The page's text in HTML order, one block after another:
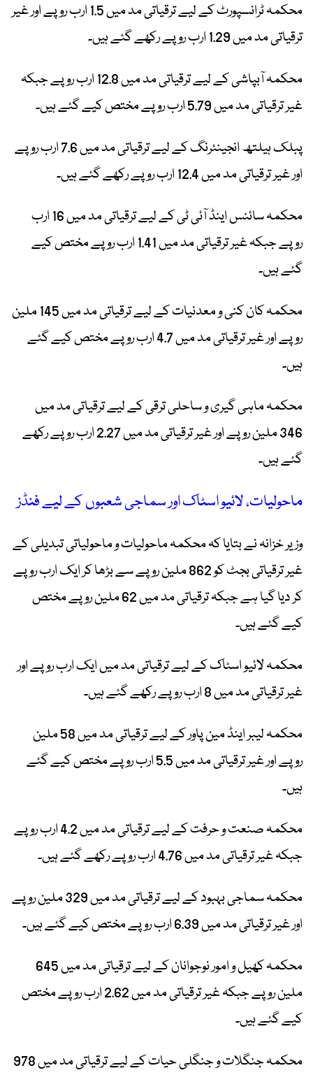
محکمہ ٹرانسپورٹ کے لیے ترقیاتی مد میں 1.5 ارب روپے اور غیر
ترقیاتی مد میں 1.29 ارب روپے رکھے گئے ہیں۔
محکمہ آبپاشی کے لیے ترقیاتی مد میں 12.8 ارب روپے جبکہ
غیر ترقیاتی مد میں 5.79 ارب روپے مختص کیے گئے ہیں۔
پبلک ہیلتھ انجینئرنگ کے لیے ترقیاتی مد میں 7.6 ارب روپے
اور غیر ترقیاتی مد میں 12.4 ارب روپے رکھے گئے ہیں۔
محکمہ سائنس اینڈ آئی ٹی کے لیے ترقیاتی مد میں 16 ارب
روپے جبکہ غیر ترقیاتی مد میں 1.41 ارب روپے مختص کیے
گئے ہیں۔
محکمہ کان کنی و معدنیات کے لیے ترقیاتی مد میں 145 ملین
روپے اور غیر ترقیاتی مد میں 4.7 ارب روپے مختص کیے گئے
ہیں۔
محکمہ ماہی گیری و ساحلی ترقی کے لیے ترقیاتی مد میں
346 ملین روپے اور غیر ترقیاتی مد میں 2.27 ارب روپے رکھے
گئے ہیں۔
ماحولیات، لائیو اسٹاک اور سماجی شعبوں کے لیے فنڈز
وزیر خزانہ نے بتایا کہ محکمہ ماحولیات و ماحولیاتی تبدیلی کے
غیر ترقیاتی بجٹ کو 862 ملین روپے سے بڑھا کر ایک ارب روپے
کر دیا گیا ہے جبکہ ترقیاتی مد میں 62 ملین روپے مختص
کیے گئے ہیں۔
محکمہ لائیو اسٹاک کے لیے ترقیاتی مد میں ایک ارب روپے اور
غیر ترقیاتی مد میں 8 ارب روپے رکھے گئے ہیں۔
محکمہ لیبر اینڈ مین پاور کے لیے ترقیاتی مد میں 58 ملین
روپے اور غیر ترقیاتی مد میں 5.5 ارب روپے مختص کیے گئے
ہیں۔
محکمہ صنعت و حرفت کے لیے ترقیاتی مد میں 4.2 ارب روپے
جبکہ غیر ترقیاتی مد میں 4.76 ارب روپے رکھے گئے ہیں۔
محکمہ سماجی بہبود کے لیے ترقیاتی مد میں 329 ملین روپے
اور غیر ترقیاتی مد میں 6.39 ارب روپے مختص کیے گئے ہیں۔
محکمہ کھیل و امور نوجوانان کے لیے ترقیاتی مد میں 645
ملین روپے جبکہ غیر ترقیاتی مد میں 2.62 ارب روپے مختص
کیے گئے ہیں۔
محکمہ جنگلات و جنگلی حیات کے لیے ترقیاتی مد میں 978